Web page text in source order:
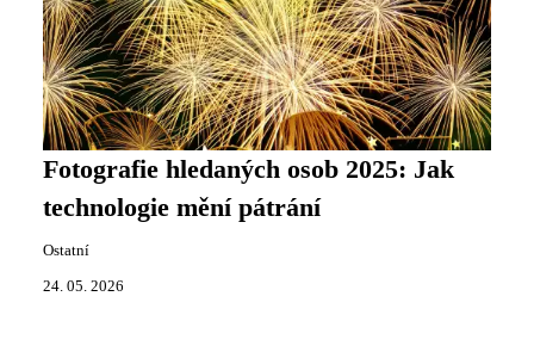
Fotografie hledaných osob 2025: Jak
technologie mění pátrání
Ostatní
24. 05. 2026